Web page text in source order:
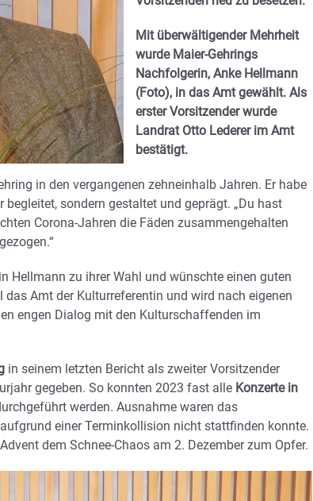
Mit überwältigender Mehrheit
wurde Maier-Gehrings
Nachfolgerin, Anke Hellmann
(Foto), in das Amt gewählt. Als
erster Vorsitzender wurde
Landrat Otto Lederer im Amt
bestätigt.
in den vergangenen zehneinhalb Jahren. Er habe
sondern gestaltet und geprägt. „Du hast
Corona-Jahren die Fäden zusammengehalten
Hellmann zu ihrer Wahl und wünschte einen guten
Amt der Kulturreferentin und wird nach eigenen
engen Dialog mit den Kulturschaffenden im
in seinem letzten Bericht als zweiter Vorsitzender
gegeben. So konnten 2023 fast alle Konzerte in
werden. Ausnahme waren das
einer Terminkollision nicht stattfinden konnte.
dem Schnee-Chaos am 2. Dezember zum Opfer.